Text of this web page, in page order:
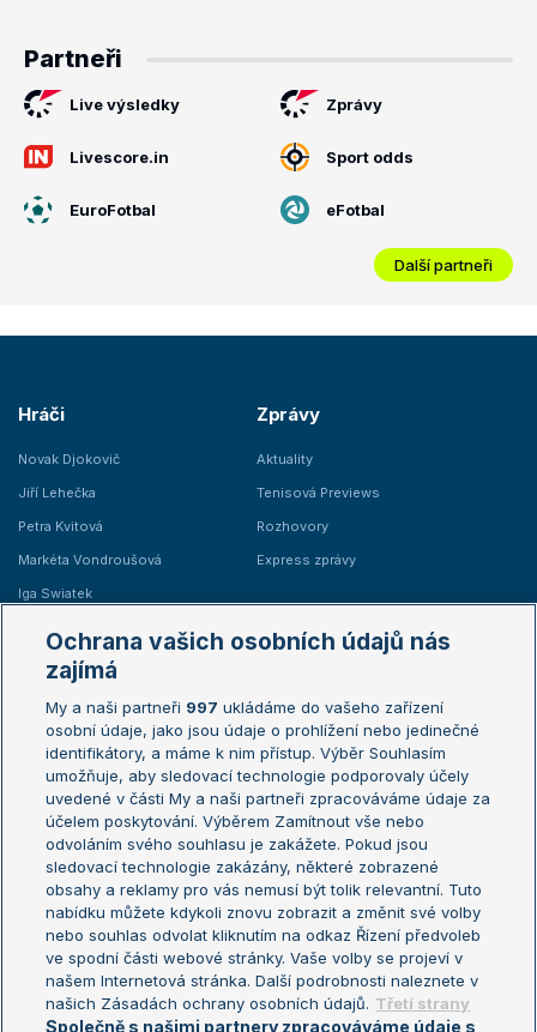
Partneři
Live výsledky Zprávy
Livescore.in Sport odds
EuroFotbal eFotbal
Další partneři
Hráči
Novak Djokovič
Jiří Lehečka
Petra Kvitová
Markéta Vondroušová
Iga Swiatek
Zprávy
Aktuality
Tenisová Previews
Rozhovory
Express zprávy
Žebříčky
Žebříček ATP (muži)
Žebříček WTA (ženy)
Sázkařský žebříček
Australian Open
French Open
Wimbledon
US Open
Turnaj mistrů
Turnaj mistryň
Aktualní trendy
Fotbalové přestupy
Livesport Daily
LS Prague Open
Ochrana vašich osobních údajů nás
zajímá
My a naši partneři 997 ukládáme do vašeho zařízení
osobní údaje, jako jsou údaje o prohlížení nebo jedinečné
identifikátory, a máme k nim přístup. Výběr Souhlasím
umožňuje, aby sledovací technologie podporovaly účely
uvedené v části My a naši partneři zpracováváme údaje za
účelem poskytování. Výběrem Zamítnout vše nebo
odvoláním svého souhlasu je zakážete. Pokud jsou
sledovací technologie zakázány, některé zobrazené
obsahy a reklamy pro vás nemusí být tolik relevantní. Tuto
nabídku můžete kdykoli znovu zobrazit a změnit své volby
nebo souhlas odvolat kliknutím na odkaz Řízení předvoleb
ve spodní části webové stránky. Vaše volby se projeví v
našem Internetová stránka. Další podrobnosti naleznete v
našich Zásadách ochrany osobních údajů. Třetí strany
Společně s našimi partnery zpracováváme údaje s